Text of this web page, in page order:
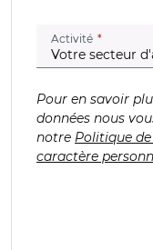
Activité (champ
Pour en savoir
données nous
notre Politique
caractère